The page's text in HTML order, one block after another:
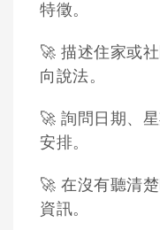
特徵。
🚀 描述住家或
向說法。
🚀 詢問日期、
安排。
🚀 在沒有聽清
資訊。